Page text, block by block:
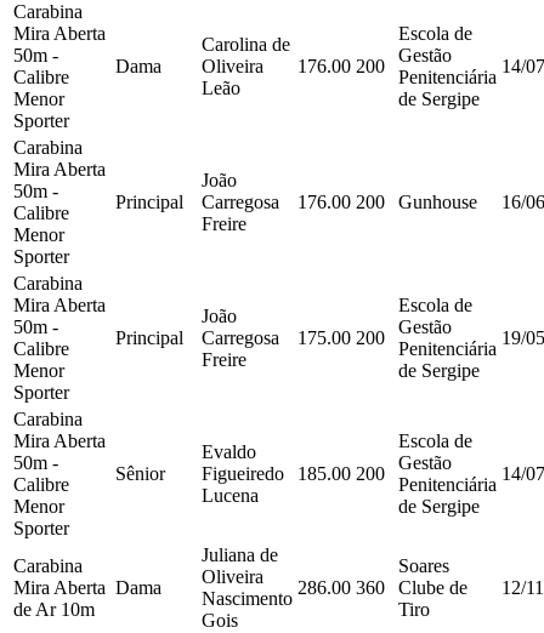
Carabina
Mira Aberta
50m -
Calibre
Menor
Sporter
Dama
Carolina de
Oliveira
Leão
176.00 200
Escola de
Gestão
Penitenciária
de Sergipe
14/
Carabina
Mira Aberta
50m -
Calibre
Menor
Sporter
Principal
João
Carregosa
Freire
176.00 200 Gunhouse 16/
Carabina
Mira Aberta
50m -
Calibre
Menor
Sporter
Principal
João
Carregosa
Freire
175.00 200
Escola de
Gestão
Penitenciária
de Sergipe
19/
Carabina
Mira Aberta
50m -
Calibre
Menor
Sporter
Sênior
Evaldo
Figueiredo
Lucena
185.00 200
Escola de
Gestão
Penitenciária
de Sergipe
14/
Carabina
Mira Aberta
de Ar 10m
Dama
Juliana de
Oliveira
Nascimento
Gois
286.00 360
Soares
Clube de
Tiro
12/